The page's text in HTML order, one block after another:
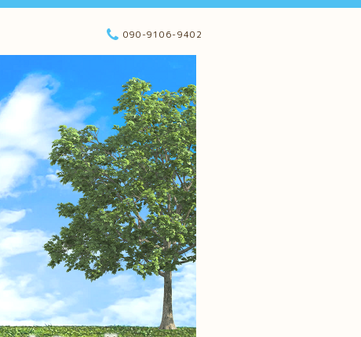
090-9106-9402